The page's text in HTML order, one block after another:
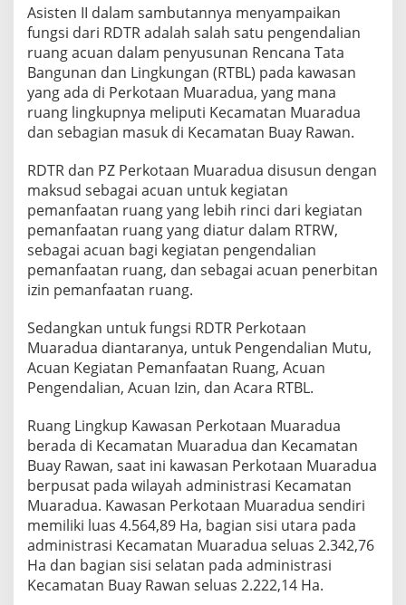
R
U
A
N
G
D
A
N
P
R
A
T
U
R
A
N
Z
O
N
A
S
I
P
K
O
T
A
N
M
U
A
R
A
Asisten II dalam sambutannya menyampaikan
fungsi dari RDTR adalah salah satu pengendalian
ruang acuan dalam penyusunan Rencana Tata
Bangunan dan Lingkungan (RTBL) pada kawasan
yang ada di Perkotaan Muaradua, yang mana
ruang lingkupnya meliputi Kecamatan Muaradua
dan sebagian masuk di Kecamatan Buay Rawan.
RDTR dan PZ Perkotaan Muaradua disusun dengan
maksud sebagai acuan untuk kegiatan
pemanfaatan ruang yang lebih rinci dari kegiatan
pemanfaatan ruang yang diatur dalam RTRW,
sebagai acuan bagi kegiatan pengendalian
pemanfaatan ruang, dan sebagai acuan penerbitan
izin pemanfaatan ruang.
Sedangkan untuk fungsi RDTR Perkotaan
Muaradua diantaranya, untuk Pengendalian Mutu,
Acuan Kegiatan Pemanfaatan Ruang, Acuan
Pengendalian, Acuan Izin, dan Acara RTBL.
Ruang Lingkup Kawasan Perkotaan Muaradua
berada di Kecamatan Muaradua dan Kecamatan
Buay Rawan, saat ini kawasan Perkotaan Muaradua
berpusat pada wilayah administrasi Kecamatan
Muaradua. Kawasan Perkotaan Muaradua sendiri
memiliki luas 4.564,89 Ha, bagian sisi utara pada
administrasi Kecamatan Muaradua seluas 2.342,76
Ha dan bagian sisi selatan pada administrasi
Kecamatan Buay Rawan seluas 2.222,14 Ha.